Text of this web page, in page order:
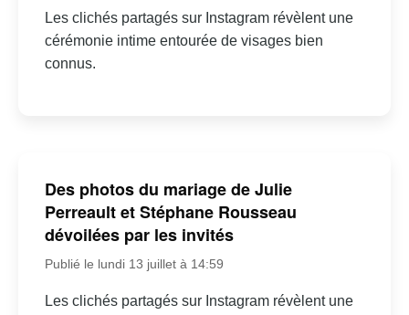
Les clichés partagés sur Instagram révèlent une
cérémonie intime entourée de visages bien
connus.
Des photos du mariage de Julie
Perreault et Stéphane Rousseau
dévoilées par les invités
Publié le lundi 13 juillet à 14:59
Les clichés partagés sur Instagram révèlent une